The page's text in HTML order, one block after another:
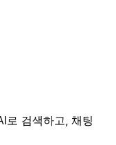
로 검색하고, 채팅